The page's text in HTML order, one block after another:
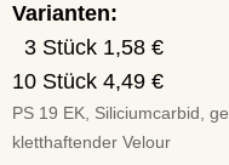
Varianten:
3 Stück 1,58 €
10 Stück 4,49 €
PS 19 EK, Siliciumcarbid,
kletthaftender Velour